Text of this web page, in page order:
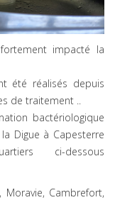
impacté la
été réalisés depuis
de traitement ..
bactériologique
Digue à Capesterre
ci-dessous
Moravie, Cambrefort,